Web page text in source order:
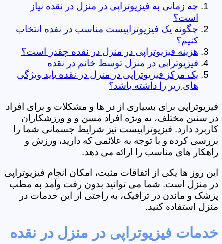
چه زمانی به فیزیوتراپی در منزل در نقده نیاز
است؟
چگونه یک فیزیوتراپیست مناسب در نقده انتخاب
کنیم؟
هزینه فیزیوتراپی در منزل در نقده چقدر است؟
فیزیوتراپی در منزل توسط خانم در نقده
یک مرکز فیزیوتراپی در منزل در نقده باید ویژگی
های زیر را داشته باشد؟
فیزیوتراپی برای بسیاری از در ها و مشکلات و برای افراد
در سنین مختلف، به ویژه افراد مسن و و ورزشکاران
کاربرد دارد. فیزیوتراپیست نیز شرایط جسمانی شما را
بررسی کرده و با توجه به علائمی که دارید، ورزش و
راهکار های مناسب را ارائه می دهد.
این روز ها یکی از اتفاقات مثبت، امکان انجام فیزیوتراپی
در منزل است. شما می توانید بدون رفت وآمد به مطب
پزشک و ماندن در ترافیک، به راحتی از این خدمات در
منزل استفاده کنید.
خدمات فیزیوتراپی در منزل در نقده